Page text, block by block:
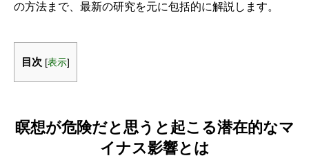
の方法まで、最新の研究を元に包括的に解説します。
目次 [表示]
瞑想が危険だと思うと起こる潜在的なマ
イナス影響とは